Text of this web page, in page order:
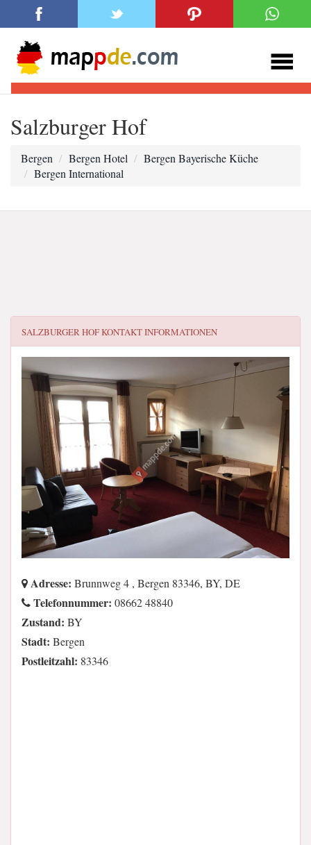
Salzburger Hof
Bergen Bergen Hotel
Bergen Bayerische Küche
Bergen International
SALZBURGER HOFKONTAKT INFORMATIONEN
Adresse: Brunnweg 4 , Bergen 83346, BY, DE
Telefonnummer: 08662 48840
Zustand: BY
Stadt: Bergen
Postleitzahl: 83346